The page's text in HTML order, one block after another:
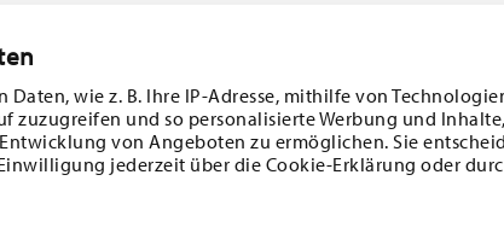
wie z. B. Ihre IP-Adresse, mithilfe von
zuzugreifen und so personalisierte Werbung und
von Angeboten zu ermöglichen. Sie
jederzeit über die Cookie-Erklärung oder
Tieniti informato
speciali.